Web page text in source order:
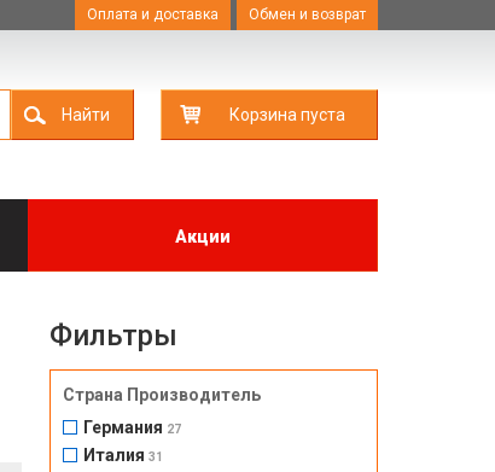
Оплата и доставка Обмен и возврат
Найти Корзина пуста
Акции
Фильтры
Страна Производитель
Германия 27
Италия31